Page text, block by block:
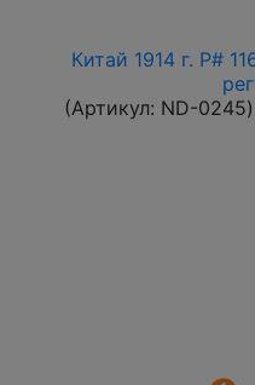
Китай 1914 г. P#
(Артикул: ND-0245)